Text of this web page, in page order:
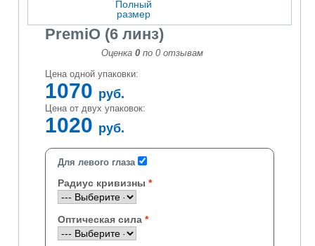
Полный
размер
PremiO (6 линз)
Оценка 0 по 0 отзывам
Цена одной упаковки:
1070 руб.
Цена от двух упаковок:
1020 руб.
Для левого глаза
Радиус кривизны
Оптическая сила